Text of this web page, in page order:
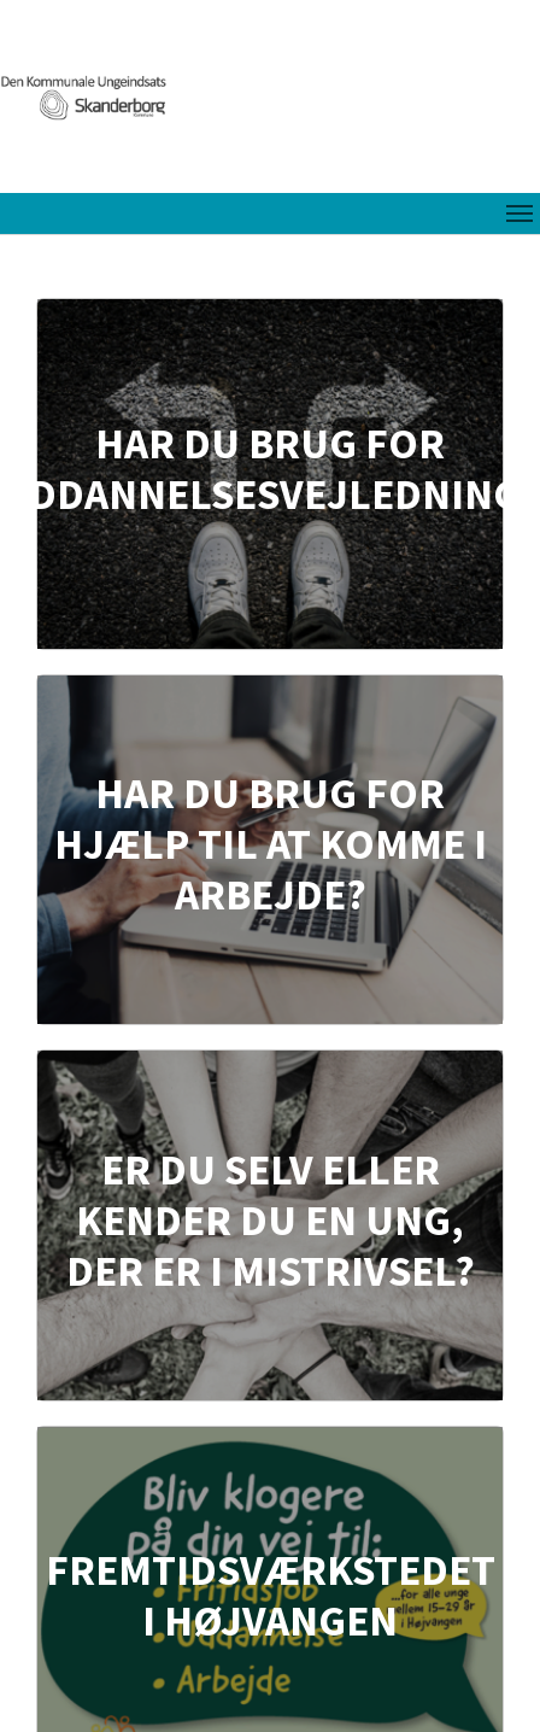
HAR DU BRUG FOR
UDDANNELSESVEJLEDNING?
HAR DU BRUG FOR
HJÆLP TIL AT KOMME I
ARBEJDE?
ER DU SELV ELLER
KENDER DU EN UNG,
DER ER I MISTRIVSEL?
FREMTIDSVÆRKSTEDET
I HØJVANGEN